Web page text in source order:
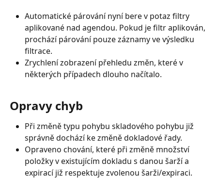
Automatické párování nyní bere v potaz filtry
aplikované nad agendou. Pokud je filtr aplikován,
prochází párování pouze záznamy ve výsledku
filtrace.
Zrychlení zobrazení přehledu změn, které v
některých případech dlouho načítalo.
Opravy chyb
Při změně typu pohybu skladového pohybu již
správně dochází ke změně dokladové řady.
Opraveno chování, které při změně množství
položky v existujícím dokladu s danou šarží a
expirací již respektuje zvolenou šarži/expiraci.